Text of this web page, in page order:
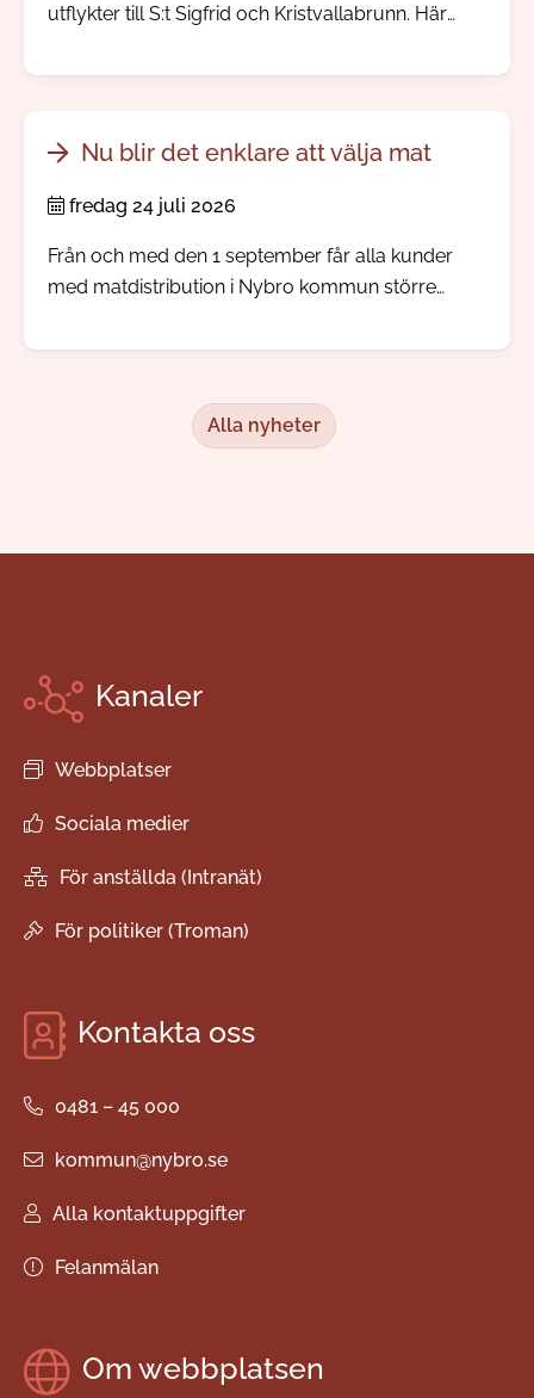
utflykter till S:t Sigfrid och Kristvallabrunn. Här
järnåldershistoria, gamla prästgårdar och minnen
dricka hälsobringande brunnsvatten.
Nu blir det enklare att välja mat
fredag 24 juli 2026
Från och med den 1 september får alla kunder
med matdistribution i Nybro kommun större
redan i augusti kommer kunden kunna börja göra
Alla nyheter
Kanaler
Webbplatser
Sociala medier
För anställda (Intranät)
För politiker (Troman)
Kontakta oss
0481 – 45 000
kommun@nybro.se
Alla kontaktuppgifter
Felanmälan
Om webbplatsen